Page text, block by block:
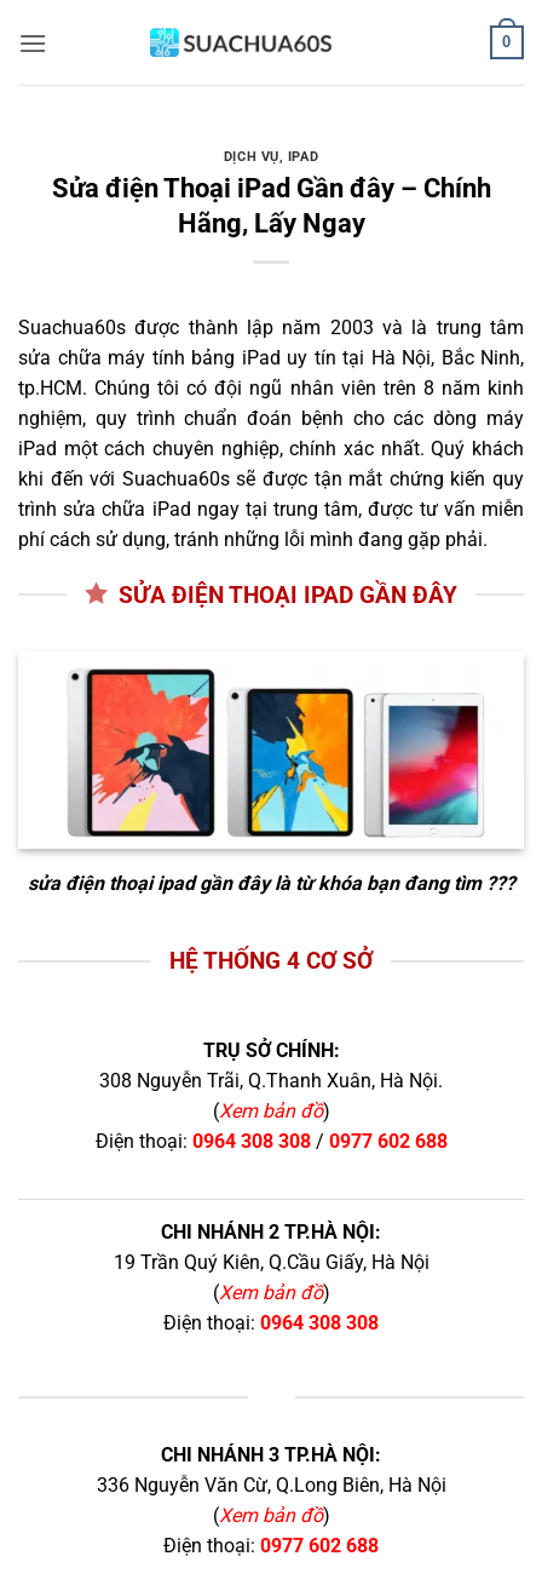
qua
0
DỊCH VỤ, IPAD
Sửa điện Thoại iPad Gần đây – Chính
Hãng, Lấy Ngay
Suachua60s được thành lập năm 2003 và là trung tâm
sửa chữa máy tính bảng iPad uy tín tại Hà Nội, Bắc Ninh,
tp.HCM. Chúng tôi có đội ngũ nhân viên trên 8 năm kinh
nghiệm, quy trình chuẩn đoán bệnh cho các dòng máy
iPad một cách chuyên nghiệp, chính xác nhất. Quý khách
khi đến với Suachua60s sẽ được tận mắt chứng kiến quy
trình sửa chữa iPad ngay tại trung tâm, được tư vấn miễn
phí cách sử dụng, tránh những lỗi mình đang gặp phải.
SỬA ĐIỆN THOẠI IPAD GẦN ĐÂY
sửa điện thoại ipad gần đâylà từ khóa bạn đang tìm ???
HỆ THỐNG 4 CƠ SỞ
TRỤ SỞ CHÍNH:
308 Nguyễn Trãi, Q.Thanh Xuân, Hà Nội.
(Xem bản đồ)
Điện thoại: 0964 308 308/ 0977 602 688
CHI NHÁNH 2 TP.HÀ NỘI:
19 Trần Quý Kiên, Q.Cầu Giấy, Hà Nội
(Xem bản đồ)
Điện thoại: 0964 308 308
CHI NHÁNH 3 TP.HÀ NỘI:
336 Nguyễn Văn Cừ, Q.Long Biên, Hà Nội
(Xem bản đồ)
Điện thoại: 0977 602 688